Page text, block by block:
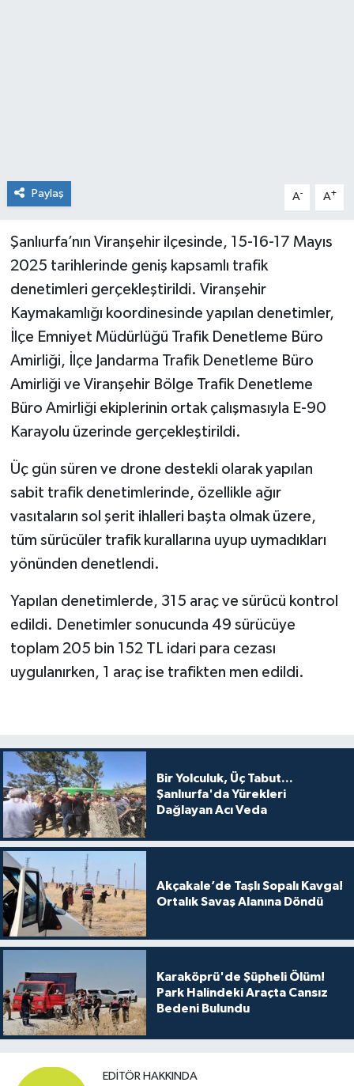
Paylaş A- A+
Şanlıurfa’nın Viranşehir ilçesinde, 15-16-17 Mayıs
2025 tarihlerinde geniş kapsamlı trafik
denetimleri gerçekleştirildi. Viranşehir
Kaymakamlığı koordinesinde yapılan denetimler,
İlçe Emniyet Müdürlüğü Trafik Denetleme Büro
Amirliği, İlçe Jandarma Trafik Denetleme Büro
Amirliği ve Viranşehir Bölge Trafik Denetleme
Büro Amirliği ekiplerinin ortak çalışmasıyla E-90
Karayolu üzerinde gerçekleştirildi.
Üç gün süren ve drone destekli olarak yapılan
sabit trafik denetimlerinde, özellikle ağır
vasıtaların sol şerit ihlalleri başta olmak üzere,
tüm sürücüler trafik kurallarına uyup uymadıkları
yönünden denetlendi.
Yapılan denetimlerde, 315 araç ve sürücü kontrol
edildi. Denetimler sonucunda 49 sürücüye
toplam 205 bin 152 TL idari para cezası
uygulanırken, 1 araç ise trafikten men edildi.
Bir Yolculuk, Üç Tabut...
Şanlıurfa'da Yürekleri
Dağlayan Acı Veda
Akçakale’de Taşlı Sopalı Kavga!
Ortalık Savaş Alanına Döndü
Karaköprü'de Şüpheli Ölüm!
Park Halindeki Araçta Cansız
Bedeni Bulundu
EDITÖR HAKKINDA